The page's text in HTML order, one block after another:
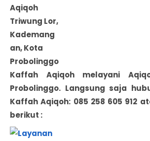
Aqiqoh
Triwung Lor,
Kademang
an, Kota
Probolinggo
Kaffah Aqiqoh melayani
Probolinggo. Langsung saja
Kaffah Aqiqoh: 085 258 605 912
berikut :